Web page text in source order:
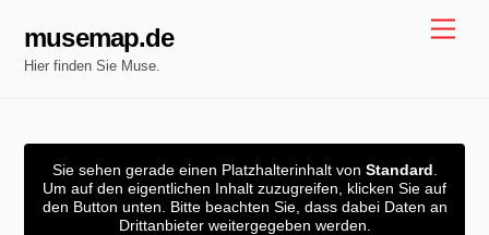
content
musemap.de
Hier finden Sie Muse.
Sie sehen gerade einen Platzhalterinhalt von Standard
Um auf den eigentlichen Inhalt zuzugreifen, klicken Sie auf
den Button unten. Bitte beachten Sie, dass dabei Daten an
Drittanbieter weitergegeben werden.